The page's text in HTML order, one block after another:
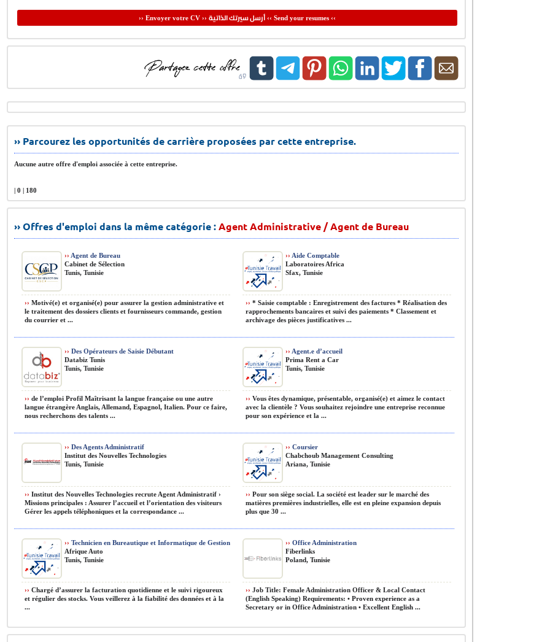
›› Envoyer votre CV ›› أرسل سيرتك الذاتية‹‹ Send your resumes ‹‹
›› Parcourez les opportunités de carrière proposées par cette entreprise.
Aucune autre offre d'emploi associée à cette entreprise.
| 0 | 180
›› Offres d'emploi dans la même catégorie :Agent Administrative / Agent de Bureau
›› Agent de Bureau
Cabinet de Sélection
Tunis, Tunisie
›› Motivé(e) et organisé(e) pour assurer la gestion administrative et
le traitement des dossiers clients et fournisseurs commande, gestion
du courrier et ...
›› Aide Comptable
Laboratoires Africa
Sfax, Tunisie
›› * Saisie comptable : Enregistrement des factures * Réalisation des
rapprochements bancaires et suivi des paiements * Classement et
archivage des pièces justificatives ...
›› Des Opérateurs de Saisie Débutant
Databiz Tunis
Tunis, Tunisie
›› de l’emploi Profil Maîtrisant la langue française ou une autre
langue étrangère Anglais, Allemand, Espagnol, Italien. Pour ce faire,
nous recherchons des talents ...
›› Agent.e d’accueil
Prima Rent a Car
Tunis, Tunisie
›› Vous êtes dynamique, présentable, organisé(e) et aimez le contact
avec la clientèle ? Vous souhaitez rejoindre une entreprise reconnue
pour son expérience et la ...
›› Des Agents Administratif
Institut des Nouvelles Technologies
Tunis, Tunisie
›› Institut des Nouvelles Technologies recrute Agent Administratif ›
Missions principales : Assurer l’accueil et l’orientation des visiteurs
Gérer les appels téléphoniques et la correspondance ...
›› Coursier
Chabchoub Management Consulting
Ariana, Tunisie
›› Pour son siège social. La société est leader sur le marché des
matières premières industrielles, elle est en pleine expansion depuis
plus que 30 ...
›› Technicien en Bureautique et Informatique de Gestion
Afrique Auto
Tunis, Tunisie
›› Chargé d’assurer la facturation quotidienne et le suivi rigoureux
et régulier des stocks. Vous veillerez à la fiabilité des données et à la
...
›› Office Administration
Fiberlinks
Poland, Tunisie
›› Job Title: Female Administration Officer & Local Contact
(English Speaking) Requirements: • Proven experience as a
Secretary or in Office Administration • Excellent English ...